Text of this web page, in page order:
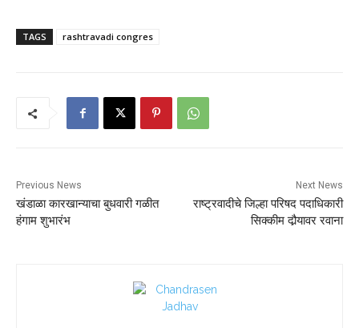
TAGS rashtravadi congres
Previous News
खंडाळा कारखान्याचा बुधवारी गळीत
हंगाम शुभारंभ
Next News
राष्ट्रवादीचे जिल्हा परिषद पदाधिकारी
सिक्कीम दौर्‍यावर रवाना